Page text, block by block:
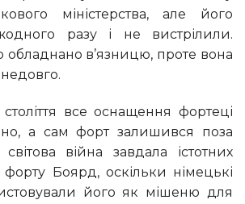
міністерства, але його
разу і не вистрілили.
обладнано в’язницю, проте вона
а сам форт залишився поза
війна завдала істотних
форту Боярд, оскільки німецькі
його як мішеню для